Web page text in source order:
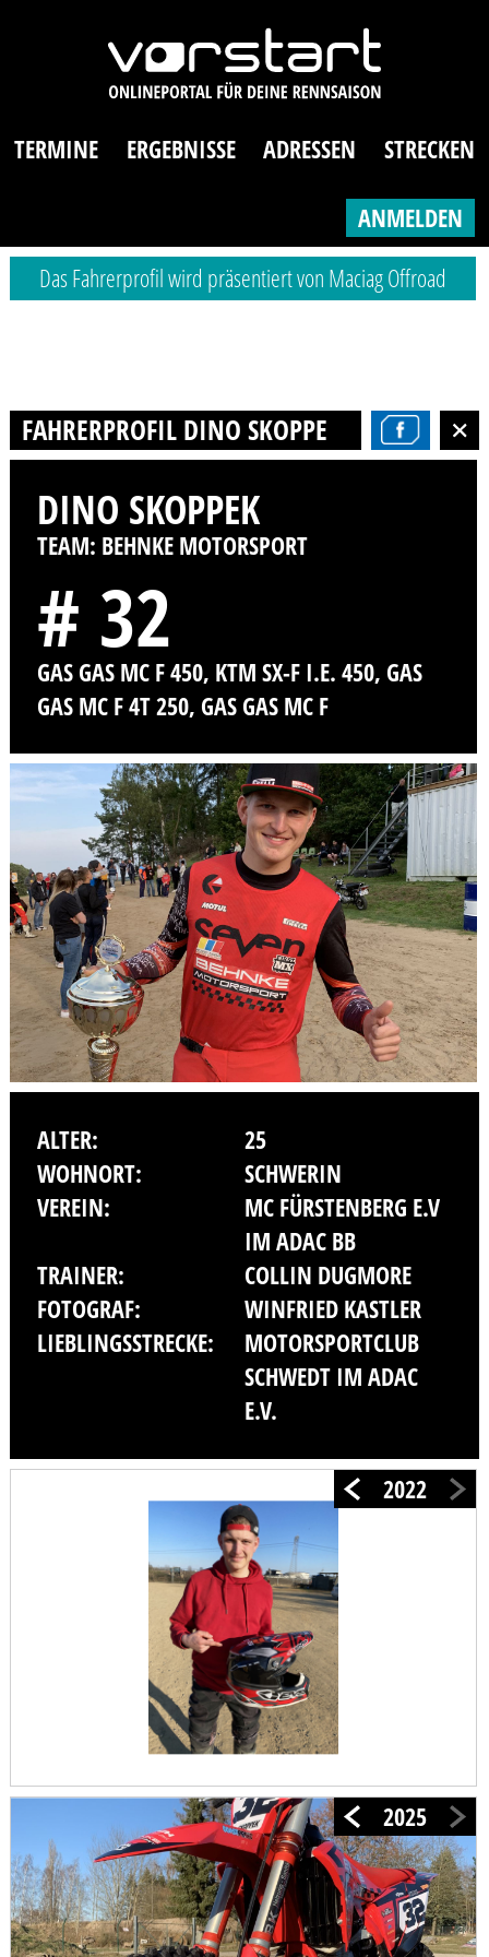
TERMINE ERGEBNISSE ADRESSEN STRECKEN
ANMELDEN
Das Fahrerprofil wird präsentiert von Maciag Offroad
FAHRERPROFIL DINO SKOPPEK
DINO SKOPPEK
TEAM: BEHNKE MOTORSPORT
# 32
GAS GAS MC F 450, KTM SX-F I.E. 450, GAS
GAS MC F 4T 250, GAS GAS MC F
ALTER:
25
WOHNORT:
SCHWERIN
VEREIN:
MC FÜRSTENBERG E.V
IM ADAC BB
TRAINER:
COLLIN DUGMORE
FOTOGRAF:
WINFRIED KASTLER
LIEBLINGSSTRECKE:
MOTORSPORTCLUB
SCHWEDT IM ADAC
E.V.
2022
2025